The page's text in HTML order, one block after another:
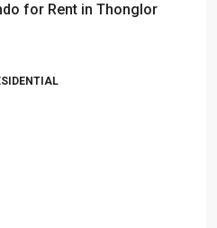
for Rent in Thonglor